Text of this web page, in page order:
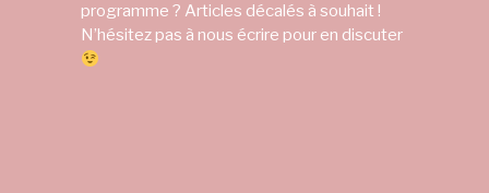
programme ? Articles décalés à souhait !
N’hésitez pas à nous écrire pour en discuter